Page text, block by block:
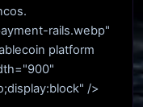
rails.webp"
platform
/>